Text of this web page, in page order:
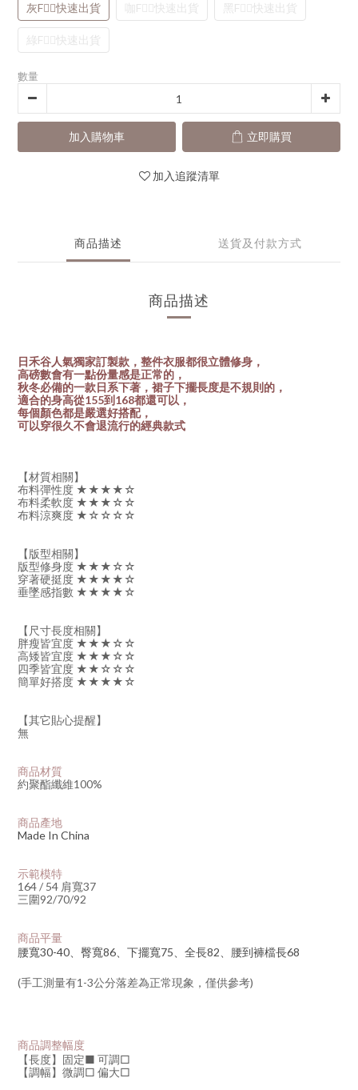
灰F👈🏻快速出貨 咖F👈🏻快速出貨 黑F👈🏻快速出貨
綠F👈🏻快速出貨
數量
加入購物車 立即購買
加入追蹤清單
商品描述 送貨及付款方式
商品描述
日禾谷人氣獨家訂製款，整件衣服都很立體修身，
高磅數會有一點份量感是正常的，
秋冬必備的一款日系下著，裙子下擺長度是不規則的，
適合的身高從155到168都還可以，
每個顏色都是嚴選好搭配，
可以穿很久不會退流行的經典款式
【材質相關】
布料彈性度 ★★★★☆
布料柔軟度 ★★★☆☆
布料涼爽度 ★☆☆☆☆
【版型相關】
版型修身度 ★★★☆☆
穿著硬挺度 ★★★★☆
垂墜感指數 ★★★★☆
【尺寸長度相關】
胖瘦皆宜度 ★★★☆☆
高矮皆宜度 ★★★☆☆
四季皆宜度 ★★☆☆☆
簡單好搭度 ★★★★☆
【其它貼心提醒】
無
商品材質
約聚酯纖維100%
商品產地
Made In China
示範模特
164 / 54 肩寬37
三圍92/70/92
商品平量
腰寬30-40、臀寬86、下擺寬75、全長82、腰到褲檔長68
(手工測量有1-3公分落差為正常現象，僅供參考)
商品調整幅度
【長度】固定■ 可調□
【調幅】微調□ 偏大□